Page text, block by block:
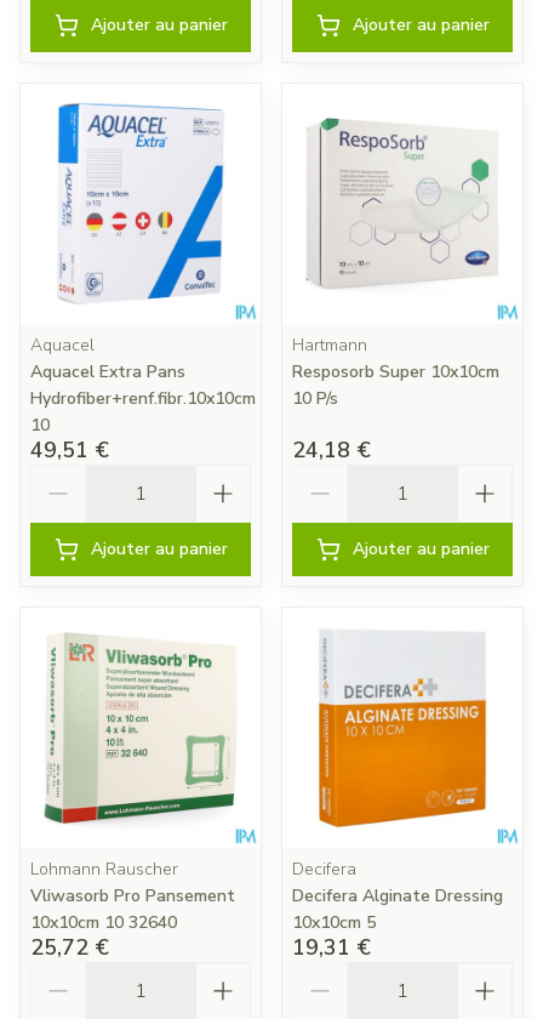
Ajouter au panier Ajouter au panier
Aquacel
Aquacel Extra Pans
Hydrofiber+renf.fibr.10x10cm
10
49,51 €
Ajouter au panier
Hartmann
Resposorb Super 10x10cm
10 P/s
24,18 €
Ajouter au panier
Lohmann Rauscher
Vliwasorb Pro Pansement
10x10cm 10 32640
25,72 €
Decifera
Decifera Alginate Dressing
10x10cm 5
19,31 €